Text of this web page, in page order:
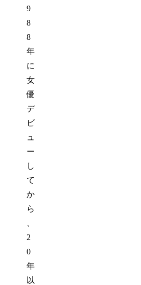
9
8
8
年
に
女
優
デ
ビ
ュ
ー
し
て
か
ら
2
0
年
以